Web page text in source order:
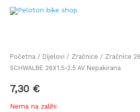
Skip
Početna / Dijelovi / Zračnice / Zračnice 26
SCHWALBE 26X1.5-2.5 AV Nepakirana
7,30 €
Nema na zalihi